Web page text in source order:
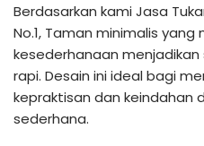
Berdasarkan kami Jasa
No.1, Taman minimalis yang
kesederhanaan
rapi. Desain ini ideal bagi
kepraktisan dan keindahan
sederhana.